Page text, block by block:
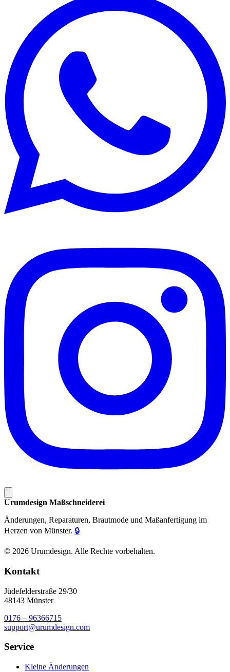
Urumdesign Maßschneiderei
Änderungen, Reparaturen, Brautmode und Maßanfertigung im
Herzen von Münster. 🔒
© 2026 Urumdesign. Alle Rechte vorbehalten.
Kontakt
Jüdefelderstraße 29/30
48143 Münster
0176 – 96366715
support@urumdesign.com
Service
Kleine Änderungen